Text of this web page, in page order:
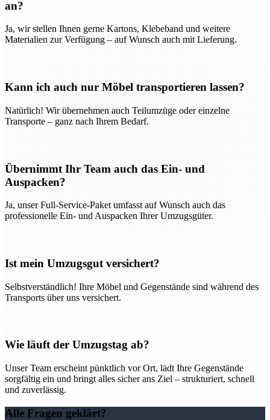
an?
Ja, wir stellen Ihnen gerne Kartons, Klebeband und weitere
Materialien zur Verfügung – auf Wunsch auch mit Lieferung.
Kann ich auch nur Möbel transportieren lassen?
Natürlich! Wir übernehmen auch Teilumzüge oder einzelne
Transporte – ganz nach Ihrem Bedarf.
Übernimmt Ihr Team auch das Ein- und
Auspacken?
Ja, unser Full-Service-Paket umfasst auf Wunsch auch das
professionelle Ein- und Auspacken Ihrer Umzugsgüter.
Ist mein Umzugsgut versichert?
Selbstverständlich! Ihre Möbel und Gegenstände sind während des
Transports über uns versichert.
Wie läuft der Umzugstag ab?
Unser Team erscheint pünktlich vor Ort, lädt Ihre Gegenstände
sorgfältig ein und bringt alles sicher ans Ziel – strukturiert, schnell
und zuverlässig.
Alle Fragen geklärt?